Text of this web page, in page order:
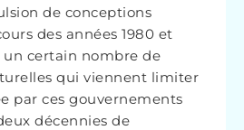
de conceptions
des années 1980 et
un certain nombre de
qui viennent limiter
par ces gouvernements
décennies de